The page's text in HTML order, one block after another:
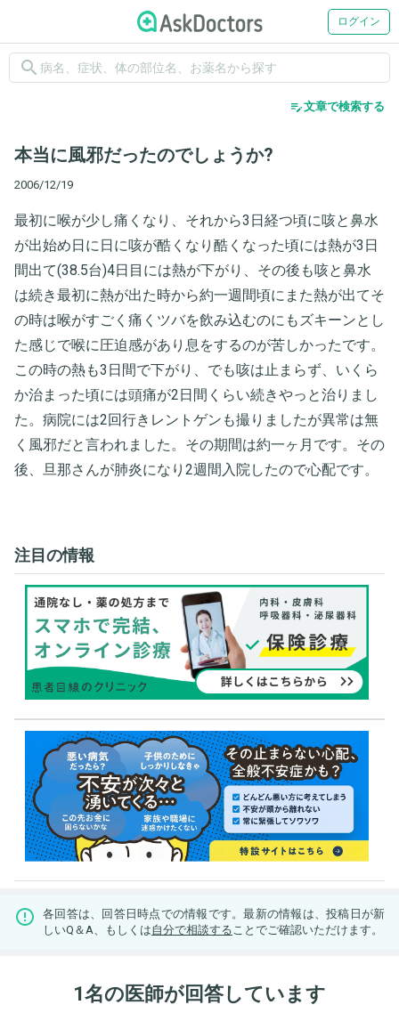
ログイン
search
edit_note文章で検索する
本当に風邪だったのでしょうか?
2006/12/19
最初に喉が少し痛くなり、それから3日経つ頃に咳と鼻水
が出始め日に日に咳が酷くなり酷くなった頃には熱が3日
間出て(38.5台)4日目には熱が下がり、その後も咳と鼻水
は続き最初に熱が出た時から約一週間頃にまた熱が出てそ
の時は喉がすごく痛くツバを飲み込むのにもズキーンとし
た感じで喉に圧迫感があり息をするのが苦しかったです。
この時の熱も3日間で下がり、でも咳は止まらず、いくら
か治まった頃には頭痛が2日間くらい続きやっと治りまし
た。病院には2回行きレントゲンも撮りましたが異常は無
く風邪だと言われました。その期間は約一ヶ月です。その
後、旦那さんが肺炎になり2週間入院したので心配です。
注目の情報
各回答は、回答日時点での情報です。最新の情報は、投稿日が新
しいQ＆A、もしくは自分で相談する ことでご確認いただけます。
1名の医師が回答しています